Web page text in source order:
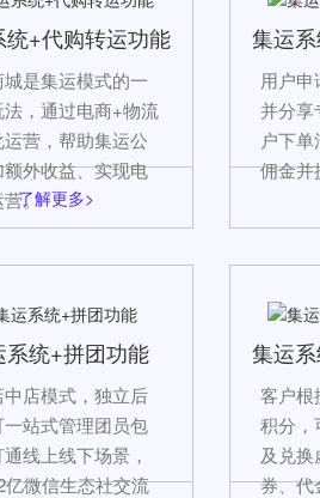
统+代购转运功能
是集运模式的一
，通过电商+物流
营，帮助集运公
外收益、实现电
营。
了解更多>
集运
用户
并分享
户下
佣金并
系统+拼团功能
中店模式，独立后
一站式管理团员包
线上线下场景，
亿微信生态社交流
集运
客户根
积分，
及兑
券、代